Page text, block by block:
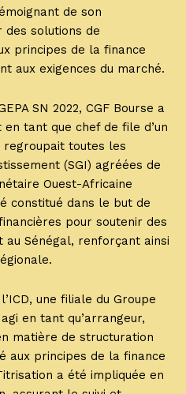
de son
des solutions de
principes de la finance
aux exigences du marché.
SN 2022, CGF Bourse a
tant que chef de file d’un
regroupait toutes les
(SGI) agréées de
Ouest-Africaine
constitué dans le but de
pour soutenir des
Sénégal, renforçant ainsi
une filiale du Groupe
en tant qu’arrangeur,
matière de structuration
aux principes de la finance
a été impliquée en